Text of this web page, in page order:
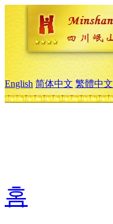
English 简体中文 繁體中文
홈